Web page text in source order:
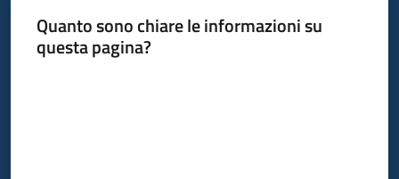
Quanto sono chiare le informazioni su
questa pagina?